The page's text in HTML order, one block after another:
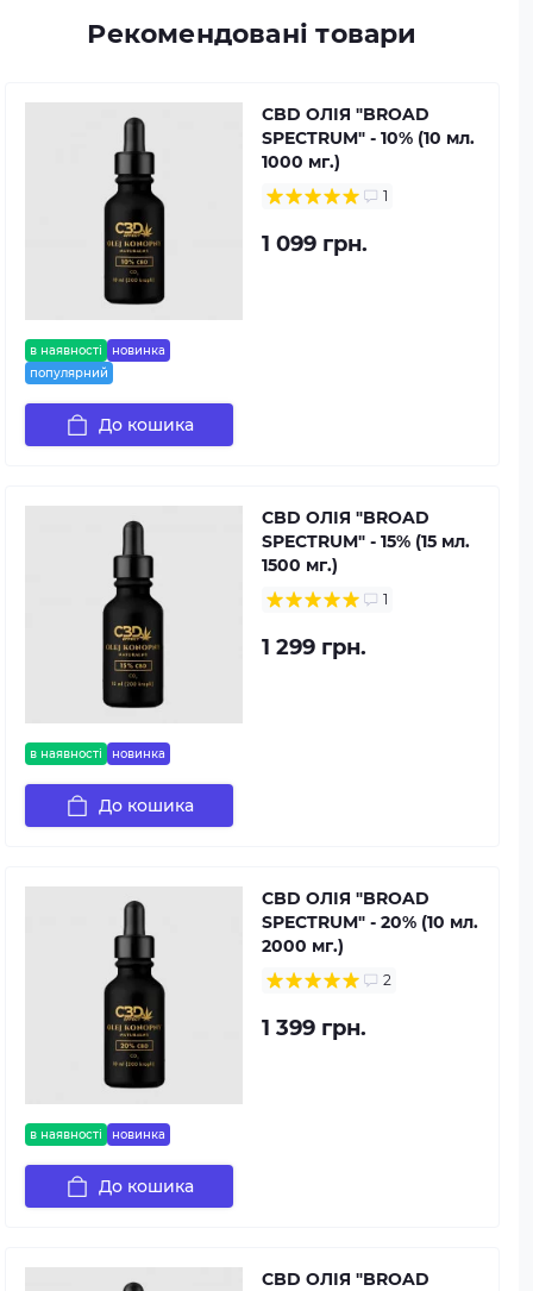
Рекомендовані товари
в наявності
новинка
популярний
CBD ОЛІЯ "BROAD
SPECTRUM" - 10% (10 мл.
1000 мг.)
1
1 099 грн.
До кошика
в наявності новинка
CBD ОЛІЯ "BROAD
SPECTRUM" - 15% (15 мл.
1500 мг.)
1
1 299 грн.
До кошика
в наявності новинка
CBD ОЛІЯ "BROAD
SPECTRUM" - 20% (10 мл.
2000 мг.)
2
1 399 грн.
До кошика
CBD ОЛІЯ "BROAD